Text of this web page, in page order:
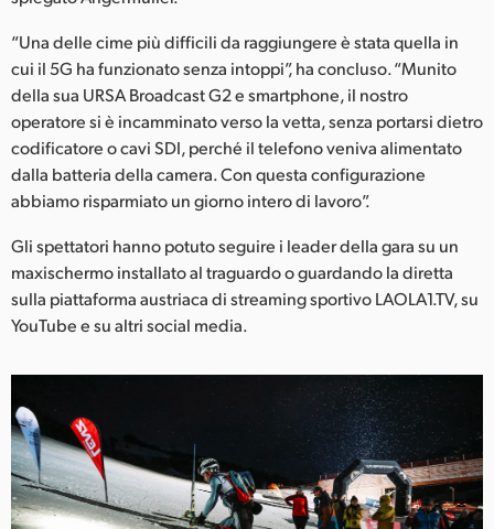
“Una delle cime più difficili da raggiungere è stata quella in
cui il 5G ha funzionato senza intoppi”, ha concluso. “Munito
della sua URSA Broadcast G2 e smartphone, il nostro
operatore si è incamminato verso la vetta, senza portarsi dietro
codificatore o cavi SDI, perché il telefono veniva alimentato
dalla batteria della camera. Con questa configurazione
abbiamo risparmiato un giorno intero di lavoro”.
Gli spettatori hanno potuto seguire i leader della gara su un
maxischermo installato al traguardo o guardando la diretta
sulla piattaforma austriaca di streaming sportivo LAOLA1.TV, su
YouTube e su altri social media.